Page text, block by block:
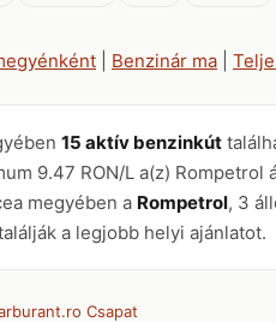
Benzinár ma
15 aktív benzinkút
9.47 RON/L a(z) Rompetrol
megyében a Rompetrol, 3
a legjobb helyi ajánlatot.
Csapat